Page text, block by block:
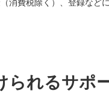
費税除く）、登録など
られるサポ